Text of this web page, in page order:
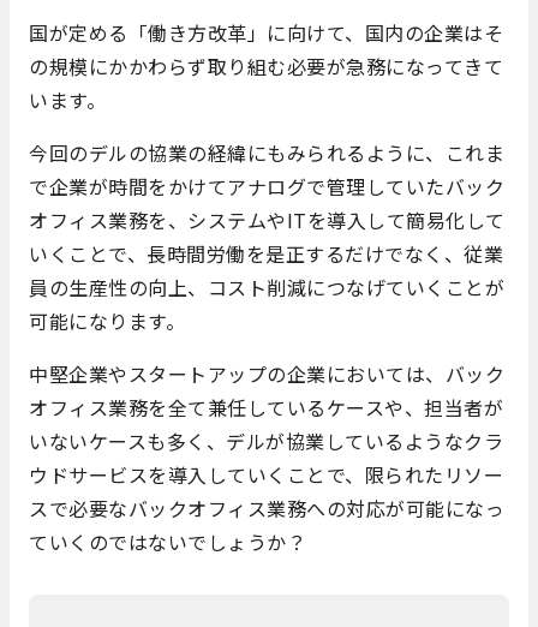
国が定める「働き方改革」に向けて、国内の企業はそ
の規模にかかわらず取り組む必要が急務になってきて
います。
今回のデルの協業の経緯にもみられるように、これま
で企業が時間をかけてアナログで管理していたバック
オフィス業務を、システムやITを導入して簡易化して
いくことで、長時間労働を是正するだけでなく、従業
員の生産性の向上、コスト削減につなげていくことが
可能になります。
中堅企業やスタートアップの企業においては、バック
オフィス業務を全て兼任しているケースや、担当者が
いないケースも多く、デルが協業しているようなクラ
ウドサービスを導入していくことで、限られたリソー
スで必要なバックオフィス業務への対応が可能になっ
ていくのではないでしょうか？